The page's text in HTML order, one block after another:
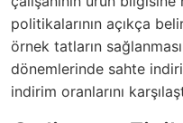
politikalarının açıkça
örnek tatların
dönemlerinde sahte
indirim oranlarını